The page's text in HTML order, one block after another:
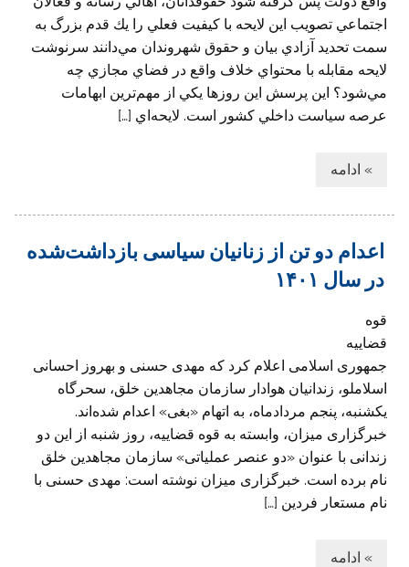
اجتماعي تصويب اين لايحه با كيفيت فعلي را يك قدم بزرگ به
سمت تحديد آزادي بيان و حقوق شهروندان مي‌دانند سرنوشت
لايحه مقابله با محتواي خلاف واقع در فضاي مجازي چه
مي‌شود؟ اين پرسش اين روزها يكي از مهم‌ترين ابهامات
عرصه سياست داخلي كشور است. لايحه‌اي […]
» ادامه
اعدام دو تن از زنانیان سیاسی بازداشت‌شده‌
در سال ۱۴۰۱
قوه
قضاییه
جمهوری اسلامی اعلام کرد که مهدی حسنی و بهروز احسانی
اسلاملو، زندانیان هوادار سازمان مجاهدین خلق، سحرگاه
یکشنبه، پنجم مردادماه، به اتهام «بغی» اعدام شده‌اند.
خبرگزاری میزان، وابسته به قوه قضاییه، روز شنبه از این دو
زندانی با عنوان «دو عنصر عملیاتی» سازمان مجاهدین خلق
نام برده است. خبرگزاری میزان نوشته است: مهدی حسنی با
نام مستعار فردین […]
» ادامه